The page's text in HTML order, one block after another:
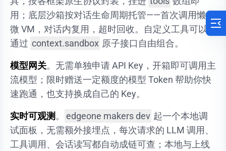
用；底层沙箱按对话生命周期托管——首次调用懒起
微 VM，对话内复用，超时回收。自定义工具可以
通过 context.sandbox 原子接口自由组合。
模型网关。无需单独申请 API Key，开箱即可调用主
流模型；限时赠送一定额度的模型 Token 帮助你快
速跑通，也支持换成自己的 Key。
实时可观测 。 edgeone makers dev 起一个本地调
试面板，无需额外接埋点，每次请求的 LLM 调用、
工具调用、会话读写都自动成链可查；本地与上线